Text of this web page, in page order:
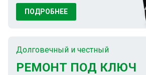
ПОДРОБНЕЕ
Долговечный и честный
РЕМОНТ ПОД КЛЮЧ